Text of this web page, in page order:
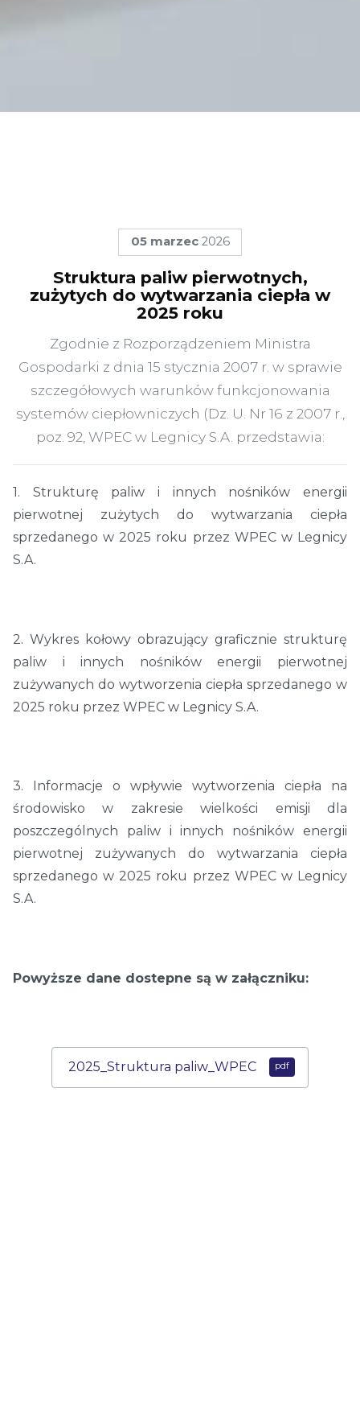
05 marzec2026
Struktura paliw pierwotnych,
zużytych do wytwarzania ciepła w
2025 roku
Zgodnie z Rozporządzeniem Ministra
Gospodarki z dnia 15 stycznia 2007 r. w sprawie
szczegółowych warunków funkcjonowania
systemów ciepłowniczych (Dz. U. Nr 16 z 2007 r.,
poz. 92, WPEC w Legnicy S.A. przedstawia:
1. Strukturę paliw i innych nośników energii
pierwotnej zużytych do wytwarzania ciepła
sprzedanego w 2025 roku przez WPEC w Legnicy
S.A.
2. Wykres kołowy obrazujący graficznie strukturę
paliw i innych nośników energii pierwotnej
zużywanych do wytworzenia ciepła sprzedanego w
2025 roku przez WPEC w Legnicy S.A.
3. Informacje o wpływie wytworzenia ciepła na
środowisko w zakresie wielkości emisji dla
poszczególnych paliw i innych nośników energii
pierwotnej zużywanych do wytwarzania ciepła
sprzedanego w 2025 roku przez WPEC w Legnicy
S.A.
Powyższe dane dostepne są w załączniku:
2025_Struktura paliw_WPEC